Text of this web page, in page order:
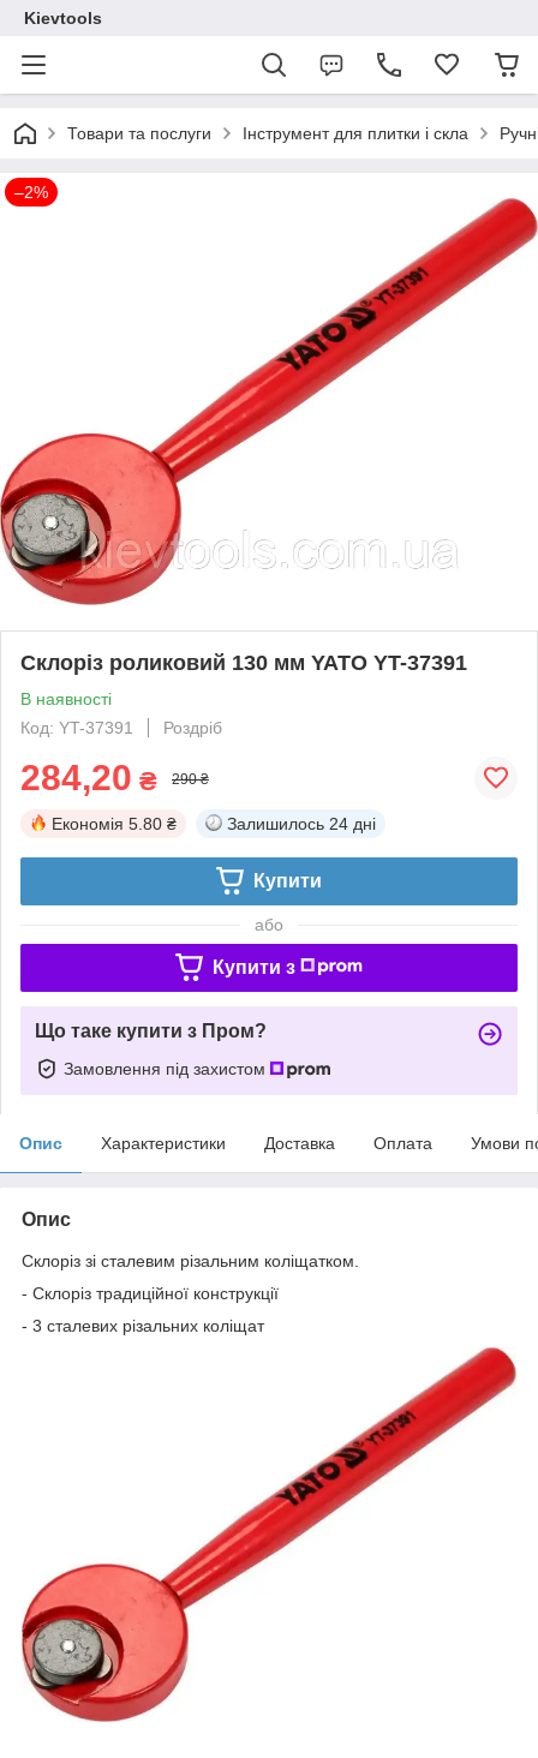
Kievtools
Товари та послуги Інструмент для плитки і скла
–2%
Склоріз роликовий 130 мм YATO YT-37391
В наявності
Код: YT-37391
Роздріб
284,20 ₴ 290 ₴
Економія 5.80 ₴ Залишилось 24 дні
Купити
або
Купити з
Що таке купити з Пром?
Замовлення під захистом
Опис Характеристики Доставка Оплата Умови
Опис
Склоріз зі сталевим різальним коліщатком.
- Склоріз традиційної конструкції
- 3 сталевих різальних коліщат